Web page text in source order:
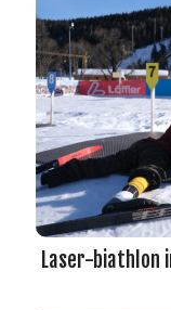
Laser-biathlon